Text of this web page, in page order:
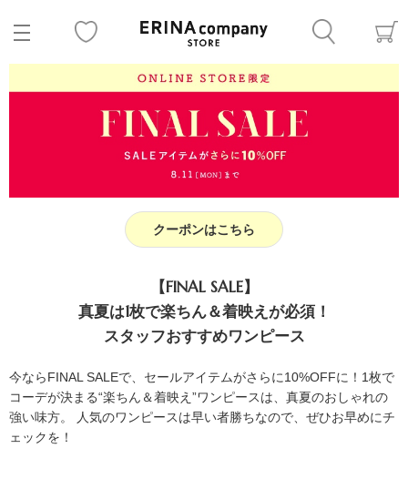
クーポンはこちら
【FINAL SALE】
真夏は1枚で楽ちん＆着映えが必須！
スタッフおすすめワンピース
今ならFINAL SALEで、セールアイテムがさらに10%OFFに！1枚で
コーデが決まる“楽ちん＆着映え”ワンピースは、真夏のおしゃれの
強い味方。 人気のワンピースは早い者勝ちなので、ぜひお早めにチ
ェックを！